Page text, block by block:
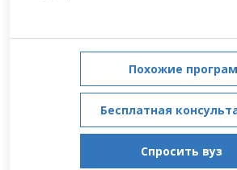
Похожие
Бесплатная
Спросить вуз